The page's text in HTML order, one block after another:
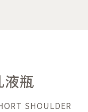
液瓶
SHOULDER